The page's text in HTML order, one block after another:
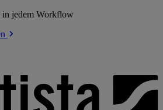
in jedem Workflow